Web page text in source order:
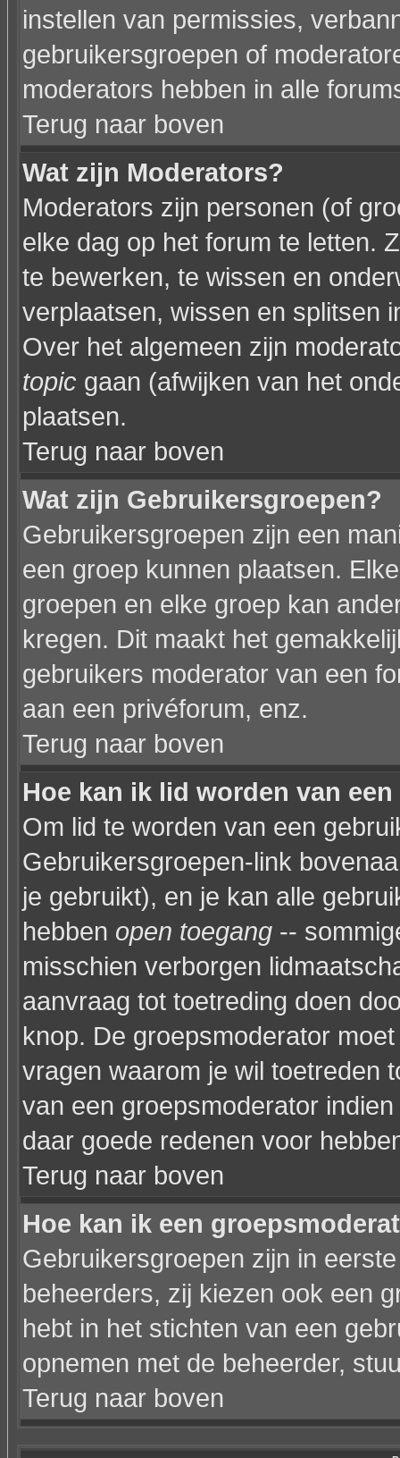
instellen van permissies,
gebruikersgroepen of
moderators hebben in alle
Terug naar boven
Wat zijn Moderators?
Moderators zijn personen (of
elke dag op het forum te letten.
te bewerken, te wissen en
verplaatsen, wissen en splitsen
Over het algemeen zijn
topic gaan (afwijken van het
plaatsen.
Terug naar boven
Wat zijn Gebruikersgroepen?
Gebruikersgroepen zijn een
een groep kunnen plaatsen.
groepen en elke groep kan
kregen. Dit maakt het
gebruikers moderator van een
aan een privéforum, enz.
Terug naar boven
Hoe kan ik lid worden van
Om lid te worden van een
Gebruikersgroepen-link
je gebruikt), en je kan alle
hebben open toegang --
misschien verborgen
aanvraag tot toetreding doen
knop. De groepsmoderator
vragen waarom je wil toetreden
van een groepsmoderator
daar goede redenen voor
Terug naar boven
Hoe kan ik een
Gebruikersgroepen zijn in
beheerders, zij kiezen ook een
hebt in het stichten van een
opnemen met de beheerder,
Terug naar boven